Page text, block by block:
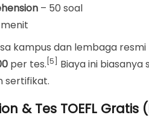
– 50 soal
menit
kampus dan lembaga
per tes. [5]
Biaya ini biasanya
sertifikat.
& Tes TOEFL Gratis